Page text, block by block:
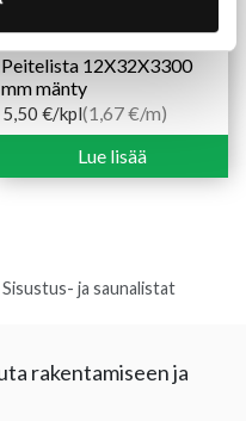
Peitelista 12X32X3300
mm mänty
5,50 €/kpl(1,67 €/m)
Lue lisää
Sisustus- ja saunalistat
rakentamiseen ja